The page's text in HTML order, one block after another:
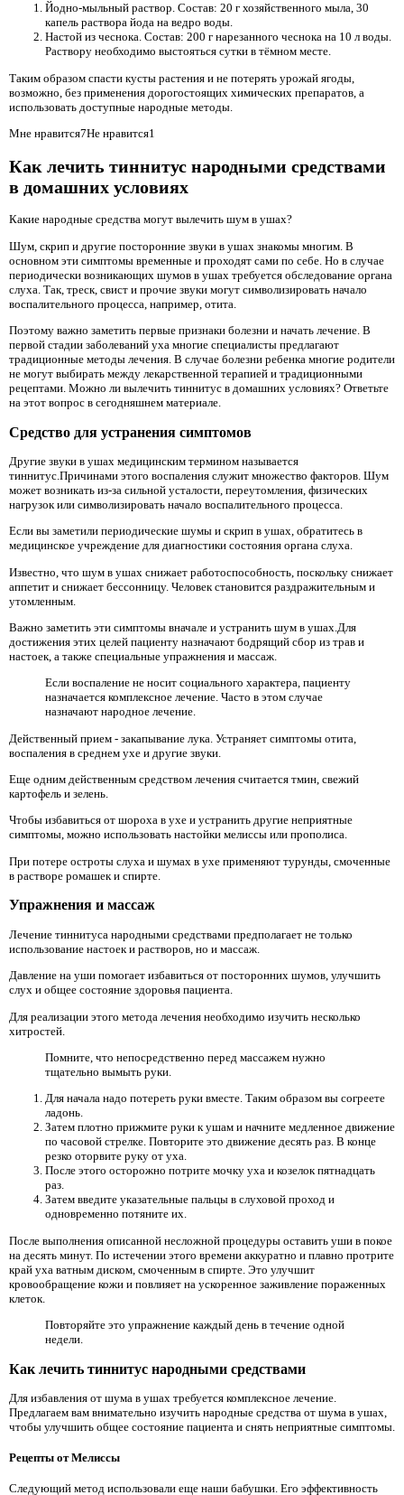
Йодно-мыльный раствор. Состав: 20 г хозяйственного мыла, 30
капель раствора йода на ведро воды.
Настой из чеснока. Состав: 200 г нарезанного чеснока на 10 л воды.
Раствору необходимо выстояться сутки в тёмном месте.
Таким образом спасти кусты растения и не потерять урожай ягоды,
возможно, без применения дорогостоящих химических препаратов, а
использовать доступные народные методы.
Мне нравится7Не нравится1
Как лечить тиннитус народными средствами
в домашних условиях
Какие народные средства могут вылечить шум в ушах?
Шум, скрип и другие посторонние звуки в ушах знакомы многим. В
основном эти симптомы временные и проходят сами по себе. Но в случае
периодически возникающих шумов в ушах требуется обследование органа
слуха. Так, треск, свист и прочие звуки могут символизировать начало
воспалительного процесса, например, отита.
Поэтому важно заметить первые признаки болезни и начать лечение. В
первой стадии заболеваний уха многие специалисты предлагают
традиционные методы лечения. В случае болезни ребенка многие родители
не могут выбирать между лекарственной терапией и традиционными
рецептами. Можно ли вылечить тиннитус в домашних условиях? Ответьте
на этот вопрос в сегодняшнем материале.
Средство для устранения симптомов
Другие звуки в ушах медицинским термином называется
тиннитус.Причинами этого воспаления служит множество факторов. Шум
может возникать из-за сильной усталости, переутомления, физических
нагрузок или символизировать начало воспалительного процесса.
Если вы заметили периодические шумы и скрип в ушах, обратитесь в
медицинское учреждение для диагностики состояния органа слуха.
Известно, что шум в ушах снижает работоспособность, поскольку снижает
аппетит и снижает бессонницу. Человек становится раздражительным и
утомленным.
Важно заметить эти симптомы вначале и устранить шум в ушах.Для
достижения этих целей пациенту назначают бодрящий сбор из трав и
настоек, а также специальные упражнения и массаж.
Если воспаление не носит социального характера, пациенту
назначается комплексное лечение. Часто в этом случае
назначают народное лечение.
Действенный прием - закапывание лука. Устраняет симптомы отита,
воспаления в среднем ухе и другие звуки.
Еще одним действенным средством лечения считается тмин, свежий
картофель и зелень.
Чтобы избавиться от шороха в ухе и устранить другие неприятные
симптомы, можно использовать настойки мелиссы или прополиса.
При потере остроты слуха и шумах в ухе применяют турунды, смоченные
в растворе ромашек и спирте.
Упражнения и массаж
Лечение тиннитуса народными средствами предполагает не только
использование настоек и растворов, но и массаж.
Давление на уши помогает избавиться от посторонних шумов, улучшить
слух и общее состояние здоровья пациента.
Для реализации этого метода лечения необходимо изучить несколько
хитростей.
Помните, что непосредственно перед массажем нужно
тщательно вымыть руки.
Для начала надо потереть руки вместе. Таким образом вы согреете
ладонь.
Затем плотно прижмите руки к ушам и начните медленное движение
по часовой стрелке. Повторите это движение десять раз. В конце
резко оторвите руку от уха.
После этого осторожно потрите мочку уха и козелок пятнадцать
раз.
Затем введите указательные пальцы в слуховой проход и
одновременно потяните их.
После выполнения описанной несложной процедуры оставить уши в покое
на десять минут. По истечении этого времени аккуратно и плавно протрите
край уха ватным диском, смоченным в спирте. Это улучшит
кровообращение кожи и повлияет на ускоренное заживление пораженных
клеток.
Повторяйте это упражнение каждый день в течение одной
недели.
Как лечить тиннитус народными средствами
Для избавления от шума в ушах требуется комплексное лечение.
Предлагаем вам внимательно изучить народные средства от шума в ушах,
чтобы улучшить общее состояние пациента и снять неприятные симптомы.
Рецепты от Мелиссы
Следующий метод использовали еще наши бабушки. Его эффективность